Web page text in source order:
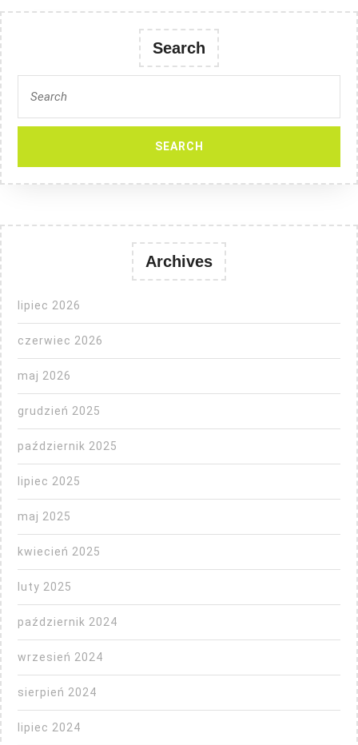
Search
for:
Archives
lipiec 2026
czerwiec 2026
maj 2026
grudzień 2025
październik 2025
lipiec 2025
maj 2025
kwiecień 2025
luty 2025
październik 2024
wrzesień 2024
sierpień 2024
lipiec 2024